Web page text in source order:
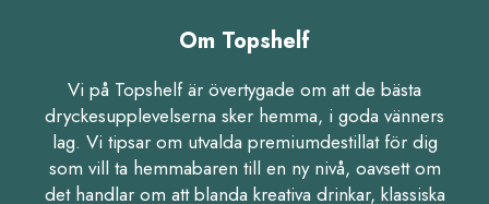
Om Topshelf
Vi på Topshelf är övertygade om att de bästa
dryckesupplevelserna sker hemma, i goda vänners
lag. Vi tipsar om utvalda premiumdestillat för dig
som vill ta hemmabaren till en ny nivå, oavsett om
det handlar om att blanda kreativa drinkar, klassiska